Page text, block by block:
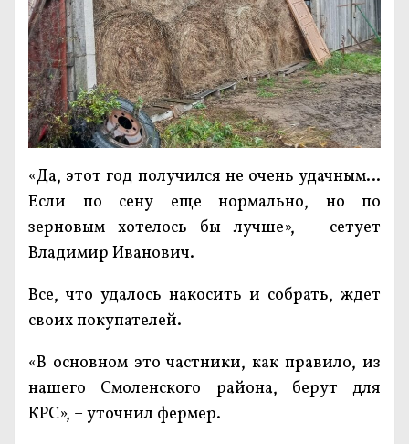
«Да, этот год получился не очень удачным…
Если по сену еще нормально, но по
зерновым хотелось бы лучше», – сетует
Владимир Иванович.
Все, что удалось накосить и собрать, ждет
своих покупателей.
«В основном это частники, как правило, из
нашего Смоленского района, берут для
КРС», – уточнил фермер.